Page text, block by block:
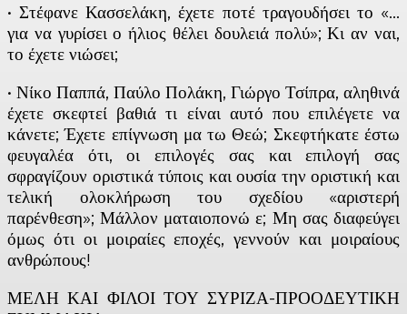
• Στέφανε Κασσελάκη, έχετε ποτέ τραγουδήσει το «…
για να γυρίσει ο ήλιος θέλει δουλειά πολύ»; Κι αν ναι,
το έχετε νιώσει;
• Νίκο Παππά, Παύλο Πολάκη, Γιώργο Τσίπρα, αληθινά
έχετε σκεφτεί βαθιά τι είναι αυτό που επιλέγετε να
κάνετε; Έχετε επίγνωση μα τω Θεώ; Σκεφτήκατε έστω
φευγαλέα ότι, οι επιλογές σας και επιλογή σας
σφραγίζουν οριστικά τύποις και ουσία την οριστική και
τελική ολοκλήρωση του σχεδίου «αριστερή
παρένθεση»; Μάλλον ματαιοπονώ ε; Μη σας διαφεύγει
όμως ότι οι μοιραίες εποχές, γεννούν και μοιραίους
ανθρώπους!
ΜΕΛΗ ΚΑΙ ΦΙΛΟΙ ΤΟΥ ΣΥΡΙΖΑ-ΠΡΟΟΔΕΥΤΙΚΗ